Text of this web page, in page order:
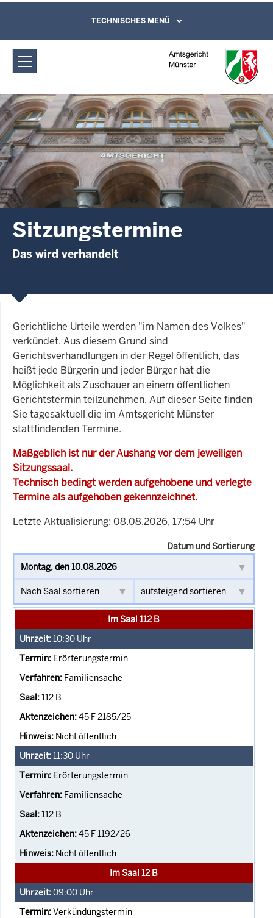
Amtsgericht Münster: Sitzungstermine
Direkt zum Inhalt
Leichte Sprache, Gebärdensprachenvideo
und Kontaktformular
TECHNISCHES MENÜ
Sitzungstermine
Das wird verhandelt
Gerichtliche Urteile werden "im Namen des Volkes"
verkündet. Aus diesem Grund sind
Gerichtsverhandlungen in der Regel öffentlich, das
heißt jede Bürgerin und jeder Bürger hat die
Möglichkeit als Zuschauer an einem öffentlichen
Gerichtstermin teilzunehmen. Auf dieser Seite finden
Sie tagesaktuell die im Amtsgericht Münster
stattfindenden Termine.
Maßgeblich ist nur der Aushang vor dem jeweiligen
Sitzungssaal.
Technisch bedingt werden aufgehobene und verlegte
Termine als aufgehoben gekennzeichnet.
Letzte Aktualisierung: 08.08.2026, 17:54 Uhr
Datum und Sortierung
Im Saal 112 B
10:30 Uhr
Erörterungstermin
Familiensache
112 B
45 F 2185/25
Nicht öffentlich
11:30 Uhr
Erörterungstermin
Familiensache
112 B
45 F 1192/26
Nicht öffentlich
Im Saal 12 B
09:00 Uhr
Verkündungstermin